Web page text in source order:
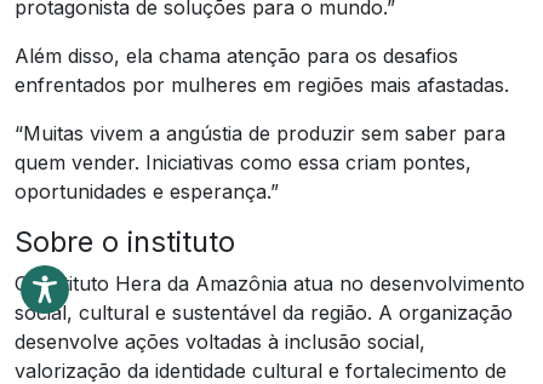
protagonista de soluções para o mundo.”
Além disso, ela chama atenção para os desafios
enfrentados por mulheres em regiões mais afastadas.
“Muitas vivem a angústia de produzir sem saber para
quem vender. Iniciativas como essa criam pontes,
oportunidades e esperança.”
Sobre o instituto
O Instituto Hera da Amazônia atua no desenvolvimento
social, cultural e sustentável da região. A organização
desenvolve ações voltadas à inclusão social,
valorização da identidade cultural e fortalecimento de